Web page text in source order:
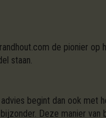
de pionier op
staan.
begint dan ook met
Deze manier van